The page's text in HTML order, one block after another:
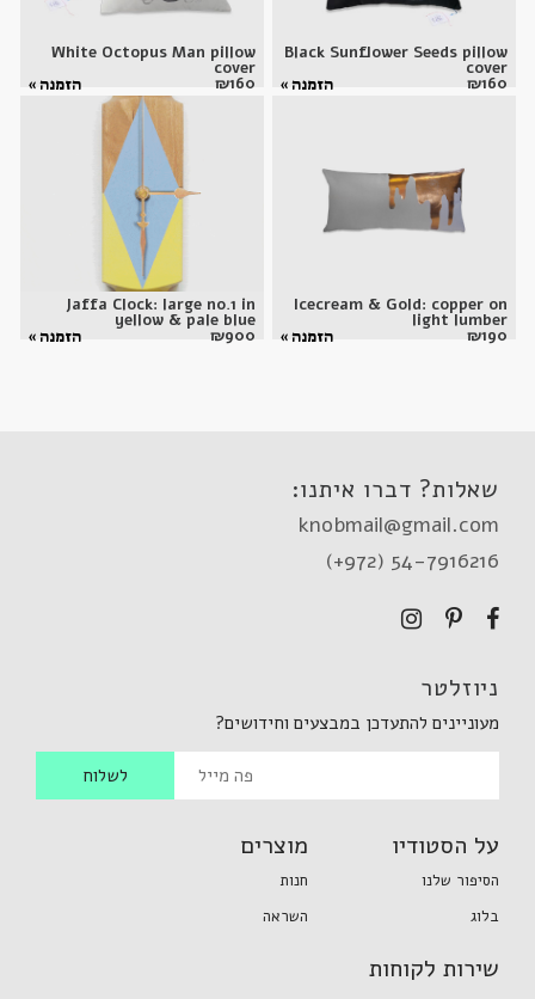
Black Sunflower Seeds pillow
cover
₪160 הזמנה »
White Octopus Man pillow
cover
₪160 הזמנה »
Icecream & Gold: copper on
light lumber
₪190 הזמנה »
Jaffa Clock: large no.1 in
yellow & pale blue
₪900 הזמנה »
שאלות? דברו איתנו:
knobmail@gmail.com
(+972) 54-7916216
ניוזלטר
מעוניינים להתעדכן במבצעים וחידושים?
על הסטודיו
הסיפור שלנו
בלוג
מוצרים
חנות
השראה
שירות לקוחות